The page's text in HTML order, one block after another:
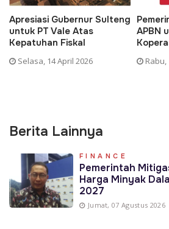
Apresiasi Gubernur Sulteng
untuk PT Vale Atas
Kepatuhan Fiskal
Selasa, 14 April 2026
APBN
Rabu,
Berita Lainnya
FINANCE
Pemerintah
Harga Minyak
2027
Jumat, 07 Agustus 2026